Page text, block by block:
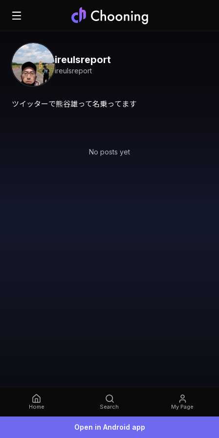
Home Search My Page
Open in Android app
ireulsreport
ireulsreport
ツイッターで熊谷雄って名乗ってます
No posts yet